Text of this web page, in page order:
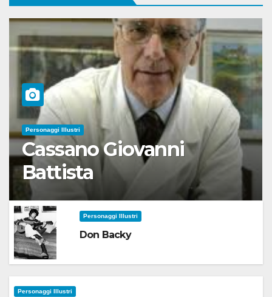
Personaggi Illustri
Cassano Giovanni
Battista
Personaggi Illustri
Don Backy
Personaggi Illustri